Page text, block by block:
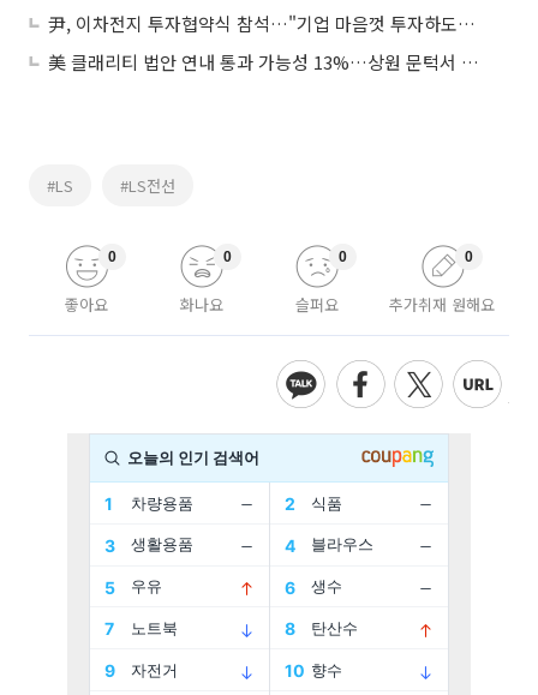
尹, 이차전지 투자협약식 참석…"기업 마음껏 투자하도록 지원"
美 클래리티 법안 연내 통과 가능성 13%…상원 문턱서 제동
#LS #LS전선
좋아요
0
화나요
0
슬퍼요
0
추가취재 원해요
0